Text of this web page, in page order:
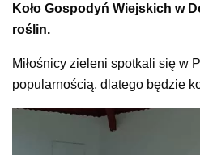
Koło Gospodyń Wiejskich w
roślin.
Miłośnicy zieleni spotkali się w
popularnością, dlatego będzie